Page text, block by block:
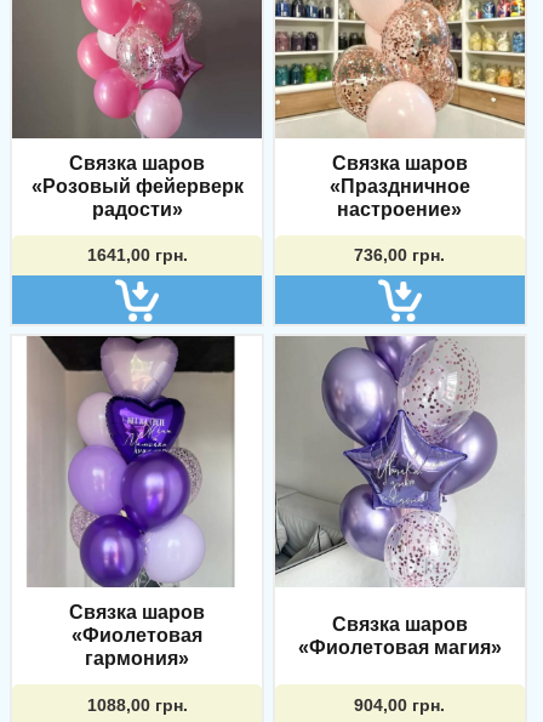
Связка шаров
«Розовый фейерверк
радости»
1641,00 грн.
Связка шаров
«Праздничное
настроение»
736,00 грн.
Связка шаров
«Фиолетовая
гармония»
1088,00 грн.
Связка шаров
«Фиолетовая магия»
904,00 грн.